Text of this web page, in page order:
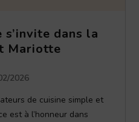
dans la
Mariotte
2026
de cuisine simple et
est à l’honneur dans